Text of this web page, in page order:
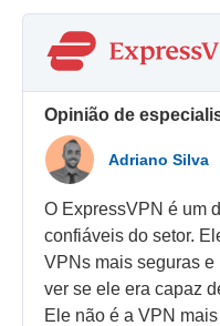
Opinião de
Adriano Silva
O ExpressVPN é um
confiáveis do setor.
VPNs mais seguras
ver se ele era capaz
Ele não é a VPN